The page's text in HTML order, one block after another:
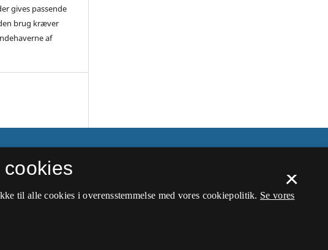
gives passende
brug kræver
af
×
til alle cookies i overensstemmelse med vores cookiepolitik. Se vores